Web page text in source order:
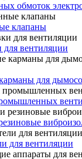
обмоток
клапаны
для вентиляции
для
для вентиляции